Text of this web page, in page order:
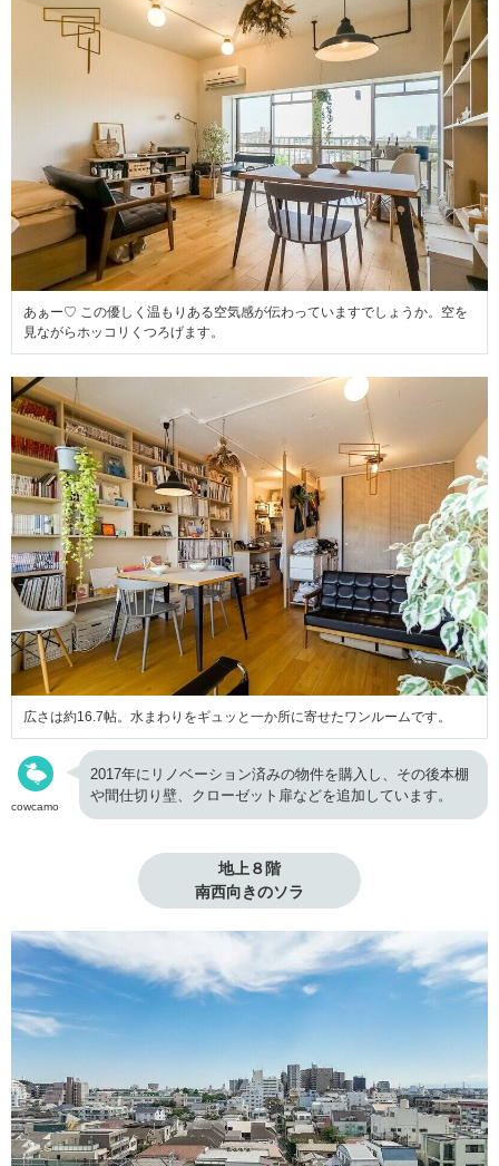
あぁー♡ この優しく温もりある空気感が伝わっていますでしょうか。空を
見ながらホッコリくつろげます。
広さは約16.7帖。水まわりをギュッと一か所に寄せたワンルームです。
cowcamo
2017年にリノベーション済みの物件を購入し、その後本棚
や間仕切り壁、クローゼット扉などを追加しています。
地上８階
南西向きのソラ